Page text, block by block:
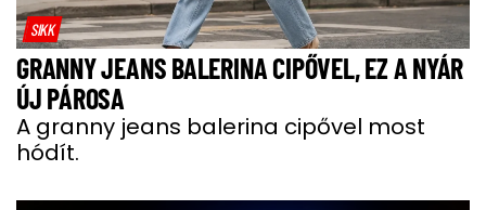
SIKK
GRANNY JEANS BALERINA CIPŐVEL, EZ A NYÁR
ÚJ PÁROSA
A granny jeans balerina cipővel most
hódít.